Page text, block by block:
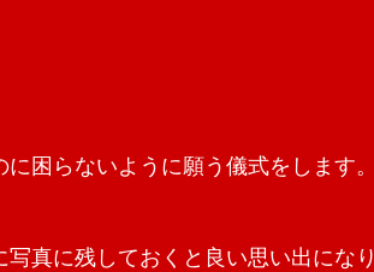
困らないように願う儀式をします。
真に残しておくと良い思い出になり